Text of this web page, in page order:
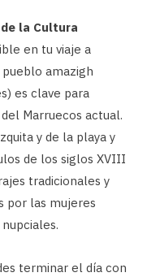
la Cultura
en tu viaje a
amazigh
es clave para
Marruecos actual.
y de la playa y
de los siglos XVIII
tradicionales y
por las mujeres
terminar el día con